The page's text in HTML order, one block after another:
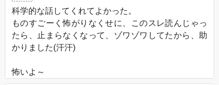
科学的な話してくれてよかった。
ものすごーく怖がりなくせに、このスレ読んじゃっ
たら、止まらなくなって、ゾワゾワしてたから、助
かりました(汗汗)
怖いよ～